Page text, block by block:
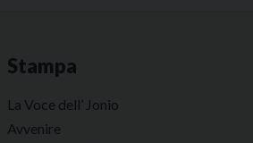
Stampa
La Voce dell’ Jonio
Avvenire